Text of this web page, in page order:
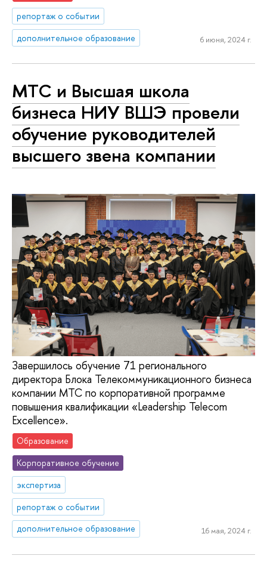
репортаж о событии
дополнительное образование
6 июня, 2024 г.
МТС и Высшая школа
бизнеса НИУ ВШЭ провели
обучение руководителей
высшего звена компании
Завершилось обучение 71 регионального
директора Блока Телекоммуникационного бизнеса
компании МТС по корпоративной программе
повышения квалификации «Leadership Telecom
Excellence».
Образование
Корпоративное обучение
экспертиза
репортаж о событии
дополнительное образование
16 мая, 2024 г.